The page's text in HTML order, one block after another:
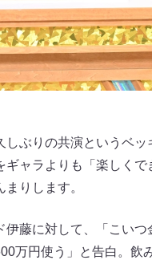
しぶりの共演というベ
ギャラよりも「楽しく
りします。
伊藤に対して、「こい
万円使う」と告白。飲